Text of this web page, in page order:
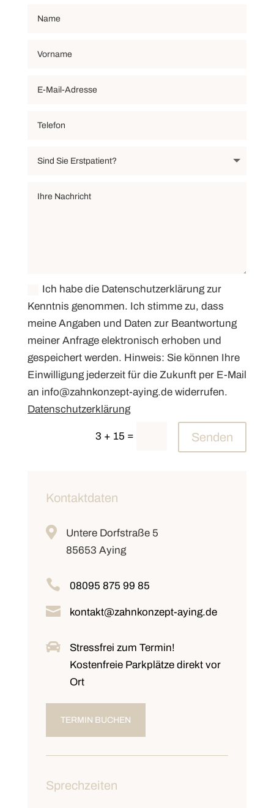
Ich habe die Datenschutzerklärung zur
Kenntnis genommen. Ich stimme zu, dass
meine Angaben und Daten zur Beantwortung
meiner Anfrage elektronisch erhoben und
gespeichert werden. Hinweis: Sie können Ihre
Einwilligung jederzeit für die Zukunft per E-Mail
an info@zahnkonzept-aying.de widerrufen.
Datenschutzerklärung
3 + 15 = Senden
Kontaktdaten

Untere Dorfstraße 5
85653 Aying
 08095 875 99 85
 kontakt@zahnkonzept-aying.de

Stressfrei zum Termin!
Kostenfreie Parkplätzedirekt vor
Ort
TERMIN BUCHEN
Sprechzeiten